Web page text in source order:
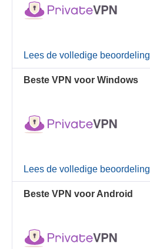
Lees de volledige beoordeling
Beste VPN voor Windows
Lees de volledige beoordeling
Beste VPN voor Android